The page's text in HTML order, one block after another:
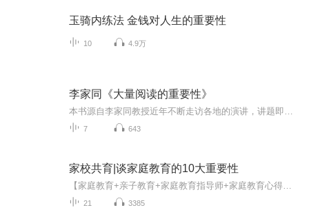
玉骑内练法 金钱对人生的重要性
10 4.9万
李家同《大量阅读的重要性》
7 643
家校共育|谈家庭教育的10大重要性
21 3385